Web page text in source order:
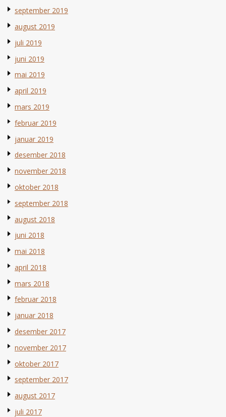
september 2019
august 2019
juli 2019
juni 2019
mai 2019
april 2019
mars 2019
februar 2019
januar 2019
desember 2018
november 2018
oktober 2018
september 2018
august 2018
juni 2018
mai 2018
april 2018
mars 2018
februar 2018
januar 2018
desember 2017
november 2017
oktober 2017
september 2017
august 2017
juli 2017